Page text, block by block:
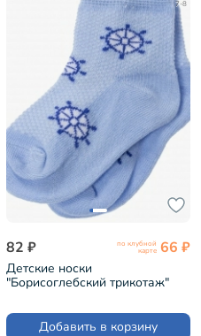
7-8
82 ₽ по клубной
карте 66 ₽
Детские носки
"Борисоглебский трикотаж"
Добавить в корзину